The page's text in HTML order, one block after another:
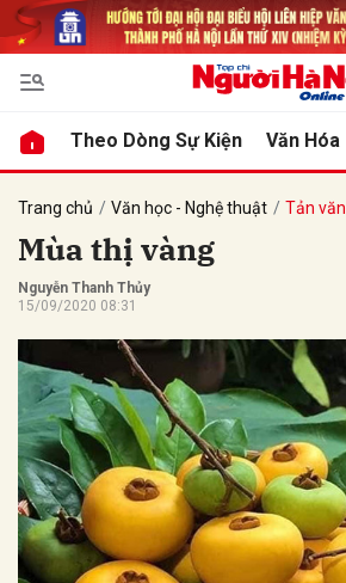
Theo Dòng Sự Kiện Văn Hóa
Trang chủ Văn học - Nghệ thuật Tản văn
Mùa thị vàng
Nguyễn Thanh Thủy
15/09/2020 08:31
luận